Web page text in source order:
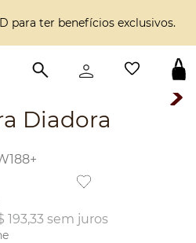
para ter benefícios exclusivos.
Diadora
193,33 sem juros